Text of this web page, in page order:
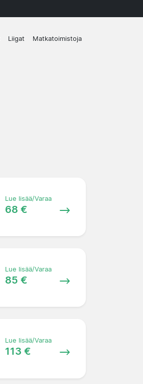
Liigat Matkatoimistoja
Lue lisää/Varaa
68 €
Lue lisää/Varaa
85 €
Lue lisää/Varaa
113 €